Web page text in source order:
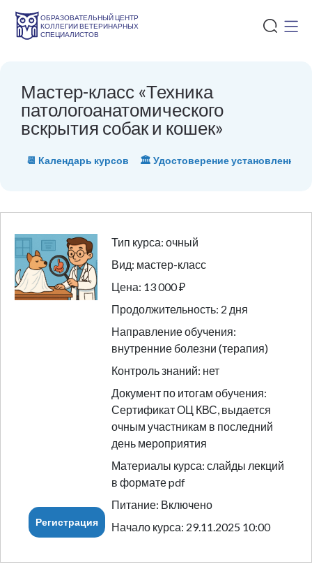
ОБРАЗОВАТЕЛЬНЫЙ ЦЕНТР
КОЛЛЕГИИ ВЕТЕРИНАРНЫХ
СПЕЦИАЛИСТОВ
Мастер-класс «Техника
патологоанатомического
вскрытия собак и кошек»
📆 Календарь курсов 🏛 Удостоверение
Тип курса: очный
Вид: мастер-класс
Цена: 13 000 ₽
Продолжительность: 2 дня
Направление обучения:
внутренние болезни (терапия)
Контроль знаний: нет
Документ по итогам обучения:
Сертификат ОЦ КВС, выдается
очным участникам в последний
день мероприятия
Материалы курса: слайды лекций
в формате pdf
Питание: Включено
Регистрация Начало курса: 29.11.2025 10:00